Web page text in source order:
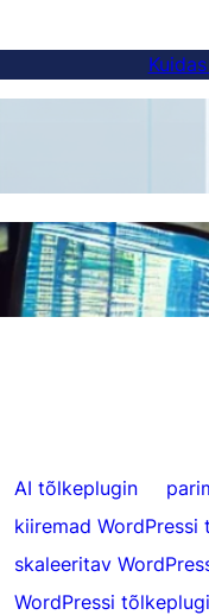
Kuidas lisada
Jäta vahele
FluentC-ga
AI tõlkeplugin
kiiremad WordPressi
skaleeritav
WordPressi